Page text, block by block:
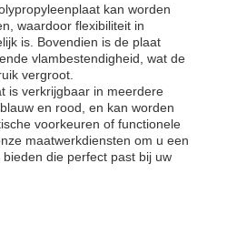
kan worden
waardoor flexibiliteit in
is. Bovendien is de plaat
vlambestendigheid, wat de
vergroot.
is verkrijgbaar in meerdere
en rood, en kan worden
voorkeuren of functionele
maatwerkdiensten om u een
die perfect past bij uw